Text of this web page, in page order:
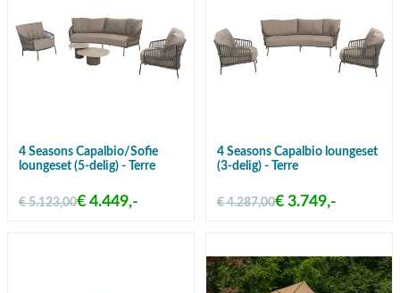
4 Seasons Capalbio/Sofie
loungeset (5-delig) - Terre
€ 5.123,00€ 4.449,-
4 Seasons Capalbio loungeset
(3-delig) - Terre
€ 4.287,00€ 3.749,-